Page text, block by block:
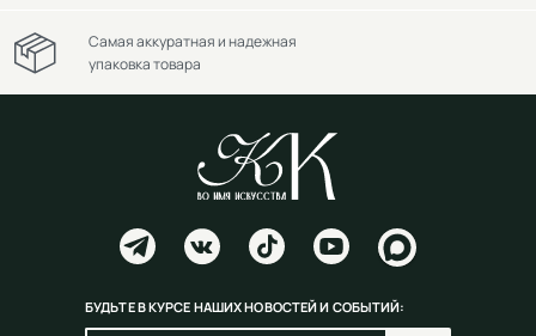
Самая аккуратная и надежная
упаковка товара
БУДЬТЕ В КУРСЕ НАШИХ НОВОСТЕЙ И СОБЫТИЙ: